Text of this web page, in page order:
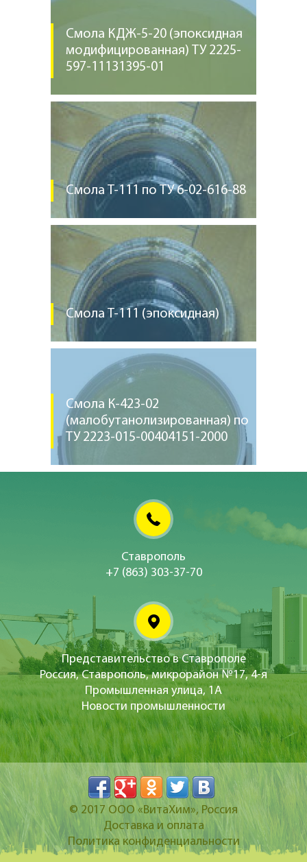
Смола КДЖ-5-20 (эпоксидная
модифицированная) ТУ 2225-
597-11131395-01
Смола Т-111 по ТУ 6-02-616-88
Смола Т-111 (эпоксидная)
Смола К-423-02
(малобутанолизированная) по
ТУ 2223-015-00404151-2000
Ставрополь
+7 (863) 303-37-70
Представительство в Ставрополе
Россия, Ставрополь, микрорайон №17, 4-я
Промышленная улица, 1А
Новости промышленности
© 2017 ООО «ВитаХим», Россия
Доставка и оплата
Политика конфиденциальности